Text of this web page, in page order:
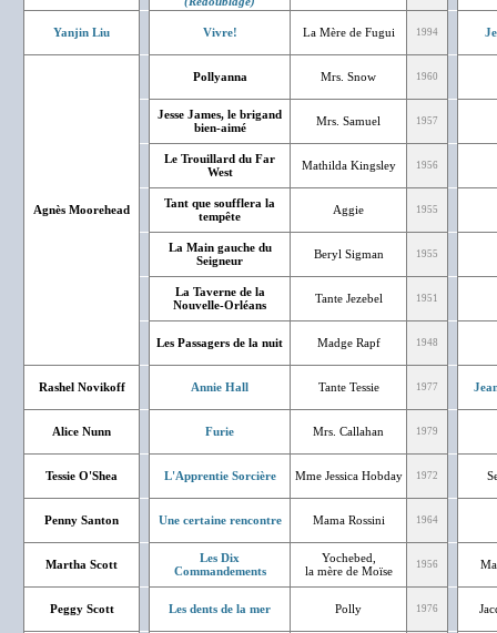
Yanjin Liu Vivre! La Mère de Fugui 1994
Agnès Moorehead
Pollyanna Mrs. Snow 1960
Jesse James, le brigand
bien-aimé
Mrs. Samuel 1957
Le Trouillard du Far
West
Mathilda Kingsley 1956
Tant que soufflera la
tempête
Aggie 1955
La Main gauche du
Seigneur
Beryl Sigman 1955
La Taverne de la
Nouvelle-Orléans
Tante Jezebel 1951
Les Passagers de la nuit Madge Rapf 1948
Rashel Novikoff Annie Hall Tante Tessie 1977
Alice Nunn Furie Mrs. Callahan 1979
Tessie O'Shea L'Apprentie Sorcière Mme Jessica Hobday 1972
Penny Santon Une certaine rencontre Mama Rossini 1964
Martha Scott
Les Dix
Commandements
Yochebed,
la mère de Moïse
1956
Peggy Scott Les dents de la mer Polly 1976